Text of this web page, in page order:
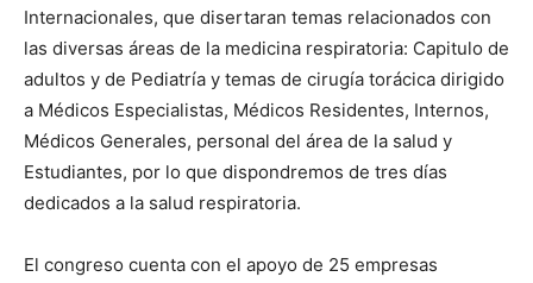
Internacionales, que disertaran temas relacionados con
las diversas áreas de la medicina respiratoria: Capitulo de
adultos y de Pediatría y temas de cirugía torácica dirigido
a Médicos Especialistas, Médicos Residentes, Internos,
Médicos Generales, personal del área de la salud y
Estudiantes, por lo que dispondremos de tres días
dedicados a la salud respiratoria.
El congreso cuenta con el apoyo de 25 empresas